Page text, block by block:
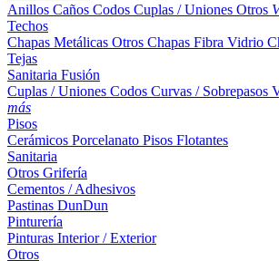
Anillos Caños Codos Cuplas / Uniones Otros
Techos
Chapas Metálicas Otros Chapas Fibra Vidrio
Tejas
Sanitaria Fusión
Cuplas / Uniones Codos Curvas / Sobrepasos
más
Pisos
Cerámicos Porcelanato Pisos Flotantes
Sanitaria
Otros Grifería
Cementos / Adhesivos
Pastinas DunDun
Pinturería
Pinturas Interior / Exterior
Otros